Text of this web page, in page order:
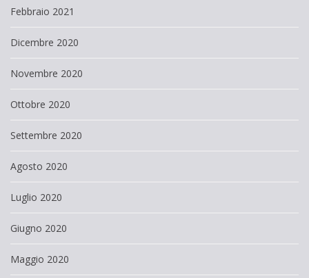
Febbraio 2021
Dicembre 2020
Novembre 2020
Ottobre 2020
Settembre 2020
Agosto 2020
Luglio 2020
Giugno 2020
Maggio 2020